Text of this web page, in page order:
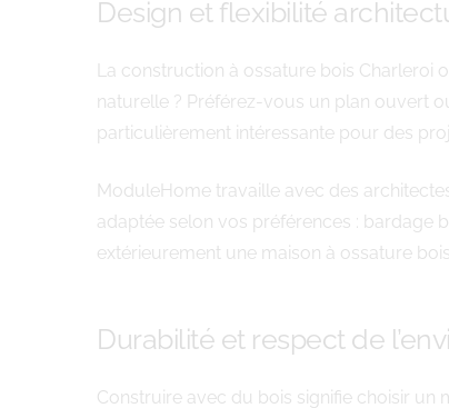
Design et flexibilité
La construction à ossature bois Charleroi
naturelle ? Préférez-vous un plan ouvert
particulièrement intéressante pour des
ModuleHome travaille avec des
adaptée selon vos préférences : bardage
extérieurement une maison à ossature
Durabilité et respect de
Construire avec du bois signifie choisir